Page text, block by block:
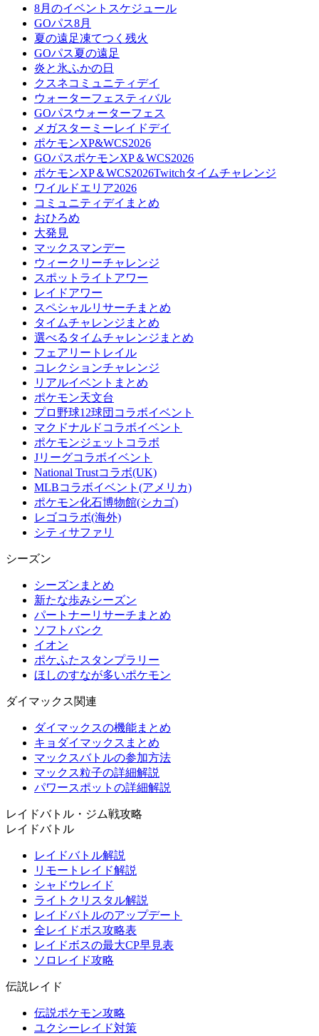
8月のイベントスケジュール
GOパス8月
夏の遠足凍てつく残火
GOパス夏の遠足
炎と氷ふかの日
クスネコミュニティデイ
ウォーターフェスティバル
GOパスウォーターフェス
メガスターミーレイドデイ
ポケモンXP&WCS2026
GOパスポケモンXP＆WCS2026
ポケモンXP＆WCS2026Twitchタイムチャレンジ
ワイルドエリア2026
コミュニティデイまとめ
おひろめ
大発見
マックスマンデー
ウィークリーチャレンジ
スポットライトアワー
レイドアワー
スペシャルリサーチまとめ
タイムチャレンジまとめ
選べるタイムチャレンジまとめ
フェアリートレイル
コレクションチャレンジ
リアルイベントまとめ
ポケモン天文台
プロ野球12球団コラボイベント
マクドナルドコラボイベント
ポケモンジェットコラボ
Jリーグコラボイベント
National Trustコラボ(UK)
MLBコラボイベント(アメリカ)
ポケモン化石博物館(シカゴ)
レゴコラボ(海外)
シティサファリ
シーズン
シーズンまとめ
新たな歩みシーズン
パートナーリサーチまとめ
ソフトバンク
イオン
ポケふたスタンプラリー
ほしのすなが多いポケモン
ダイマックス関連
ダイマックスの機能まとめ
キョダイマックスまとめ
マックスバトルの参加方法
マックス粒子の詳細解説
パワースポットの詳細解説
レイドバトル・ジム戦攻略
レイドバトル
レイドバトル解説
リモートレイド解説
シャドウレイド
ライトクリスタル解説
レイドバトルのアップデート
全レイドボス攻略表
レイドボスの最大CP早見表
ソロレイド攻略
伝説レイド
伝説ポケモン攻略
ユクシーレイド対策